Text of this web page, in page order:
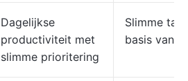
Dagelijkse
productiviteit met
slimme prioritering
Slimme
basis van